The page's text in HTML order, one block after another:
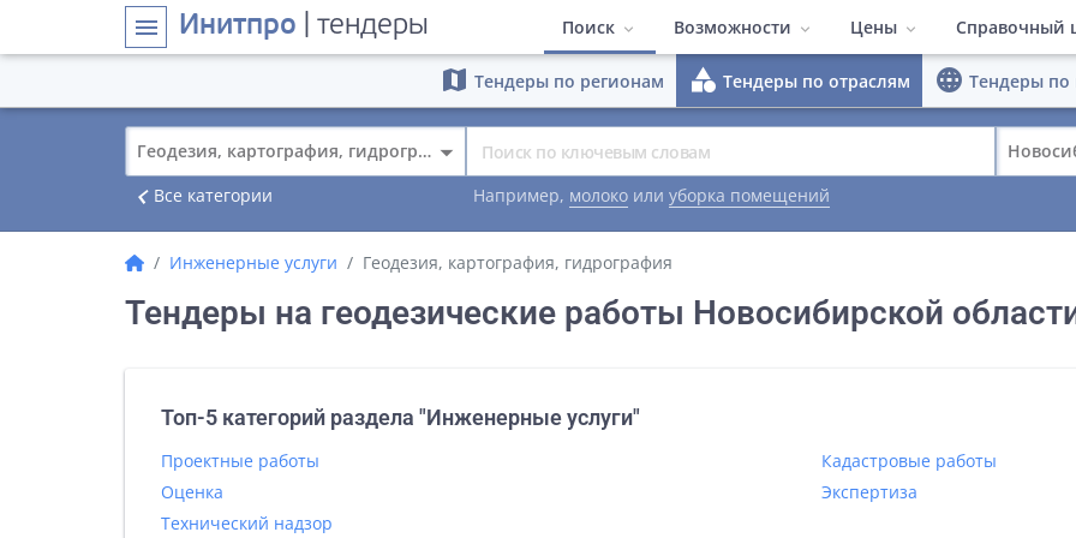
menu Инитпро | тендеры Поиск
Тендеры по регионам Тендеры по отраслям
Тендеры по площадкам
Возможности
Быстрый поиск
Конкуренты Заказчики
Работа в команде Гибкий
Аналитика
Цены
ПО Система поиска
Справочный
Полезные
map Тендеры по регионам category Тендеры по отраслям language Тендеры
Геодезия, картография, гидрография
navigate_before Все категории Например, молоко или уборка помещений
Инженерные услуги Геодезия, картография, гидрография
Тендеры на геодезические работы Новосибирской
Топ-5 категорий раздела "Инженерные услуги"
Проектные работы
Кадастровые работы
Оценка
Экспертиза
Технический надзор